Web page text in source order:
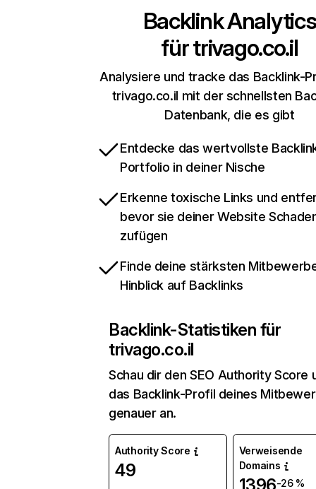
Backlink Analytics
fürtrivago.co.il
Analysiere und tracke das Backlink-
trivago.co.il mit der schnellsten
Datenbank, die es gibt
Entdecke das wertvollste
Portfolio in deiner Nische
Erkenne toxische Links und
bevor sie deiner Website
zufügen
Finde deine stärksten
Hinblick auf Backlinks
Backlink-Statistiken für
trivago.co.il
Schau dir den SEO Authority Score
das Backlink-Profil deines
genauer an.
Authority Score
49
Verweisende
Domains
-26 %